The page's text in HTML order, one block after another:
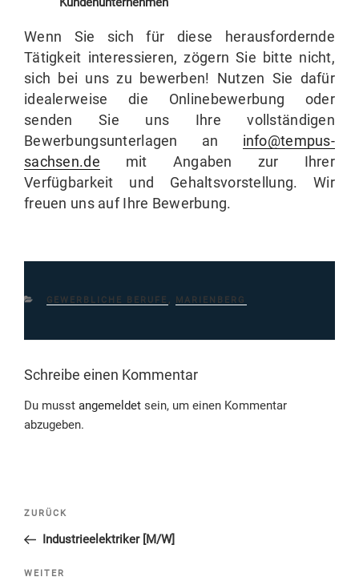
Wenn Sie sich für diese herausfordernde
Tätigkeit interessieren, zögern Sie bitte nicht,
sich bei uns zu bewerben! Nutzen Sie dafür
idealerweise die Onlinebewerbung oder
senden Sie uns Ihre vollständigen
Bewerbungsunterlagen an info@tempus-
sachsen.de mit Angaben zur Ihrer
Verfügbarkeit und Gehaltsvorstellung. Wir
freuen uns auf Ihre Bewerbung.
KATEGORIEN
GEWERBLICHE BERUFE , MARIENBERG
Schreibe einen Kommentar
Du musst angemeldet sein, um einen Kommentar
abzugeben.
Beitragsnavigation
Vorheriger
Beitrag
ZURÜCK
Industrieelektriker [M/W]
Nächster
WEITER